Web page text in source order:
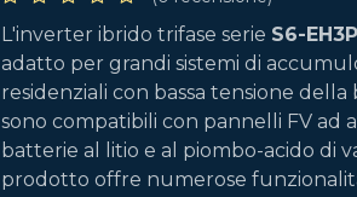
L'inverter ibrido trifase serie S6-
adatto per grandi sistemi di
residenziali con bassa tensione
sono compatibili con pannelli FV ad
batterie al litio e al piombo-acido di
prodotto offre numerose